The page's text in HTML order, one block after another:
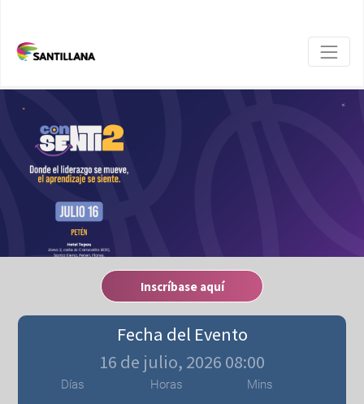
Inscríbase aquí
Fecha del Evento
16 de julio, 2026 08:00
Días Horas Mins